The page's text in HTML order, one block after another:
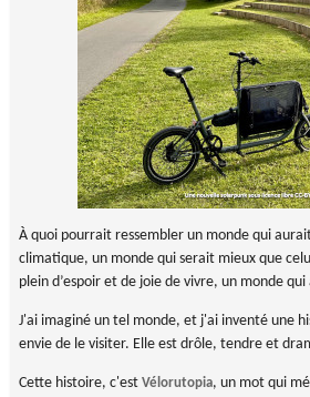
À quoi pourrait ressembler un monde qui
climatique, un monde qui serait mieux que
plein d’espoir et de joie de vivre, un monde qui
J'ai imaginé un tel monde, et j'ai inventé une
envie de le visiter. Elle est drôle, tendre et
Cette histoire, c'est Vélorutopia, un mot qui